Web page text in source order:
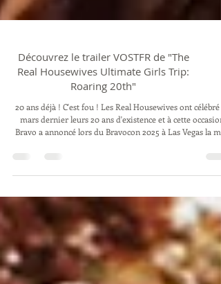
Découvrez le trailer VOSTFR de "The
Real Housewives Ultimate Girls Trip:
Roaring 20th"
20 ans déjà ! C'est fou ! Les Real Housewives ont célébré
en chantier d'un RHUGT spécial célébrant les 20 ans de
pompe les 20 ans de la franchise « Real Housewives »
le lancement d'une série événementielle réunissant des
figures emblématiques de l'émission : « The Real
Housewives Ultimate Girls T